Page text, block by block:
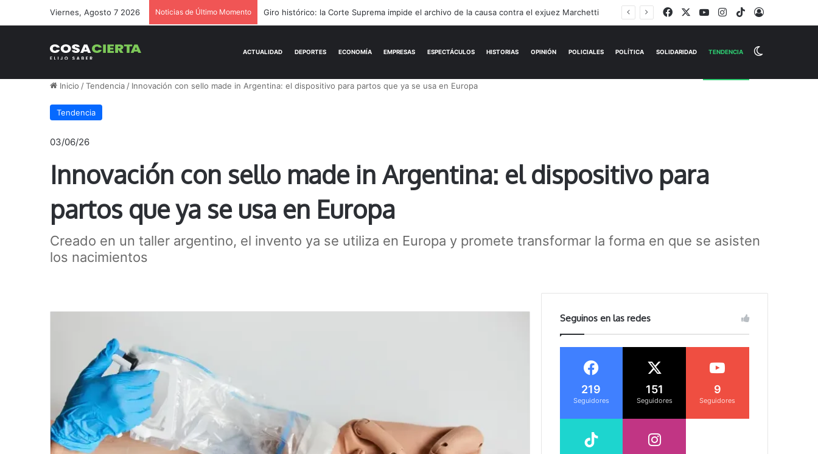
Viernes, Agosto 7 2026 Noticias de Último Momento Gerónimo Podestá: pasión, gestión y un sueño llamado ascenso FacebookYouTubeInstagram
TikTokIniciar
Inicio / Tendencia / Innovación con sello made in Argentina: el dispositivo para partos que ya se usa en Europa
Tendencia
03/06/26
Innovación con sello made in Argentina: el dispositivo para
partos que ya se usa en Europa
Creado en un taller argentino, el invento ya se utiliza en Europa y promete transformar la forma en que se asisten
los nacimientos
Seguinos en las redes
219
Seguidores
151
Seguidores
9
Seguidores